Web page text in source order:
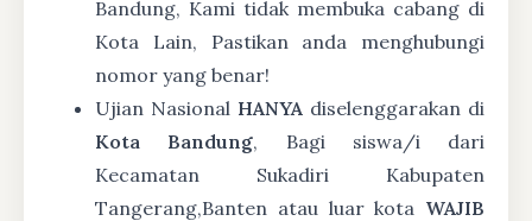
Bandung, Kami tidak membuka cabang di
Kota Lain, Pastikan anda menghubungi
nomor yang benar!
Ujian Nasional HANYA diselenggarakan di
Kota Bandung, Bagi siswa/i dari
Kecamatan Sukadiri Kabupaten
Tangerang,Banten atau luar kota WAJIB